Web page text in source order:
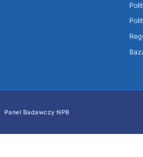
Panel Badawczy NPB